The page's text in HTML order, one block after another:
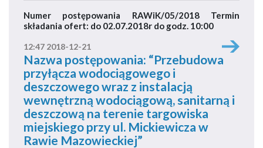
Numer postępowania RAWiK/05/2018 Termin
składania ofert: do 02.07.2018r do godz. 10:00
12:47 2018-12-21
Nazwa postępowania: “Przebudowa
przyłącza wodociągowego i
deszczowego wraz z instalacją
wewnętrzną wodociągową, sanitarną i
deszczową na terenie targowiska
miejskiego przy ul. Mickiewicza w
Rawie Mazowieckiej”